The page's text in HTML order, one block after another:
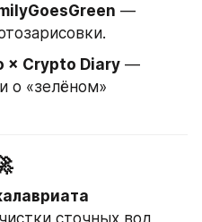
—
× Crypto Diary —
о «зелёном»